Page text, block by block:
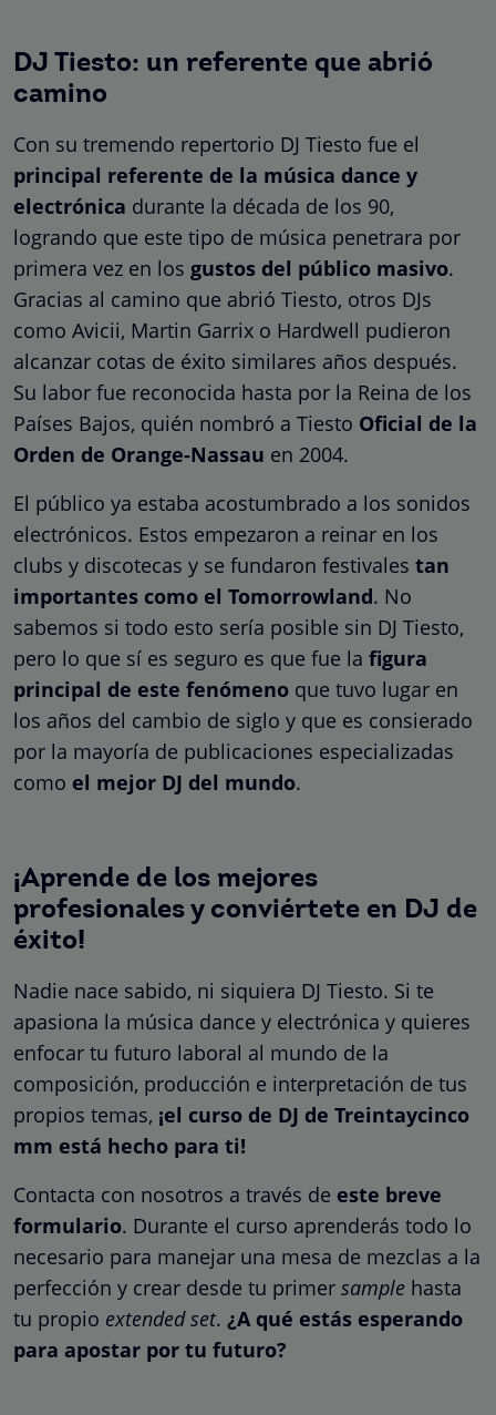
DJ Tiesto: un referente que abrió
camino
Con su tremendo repertorio DJ Tiesto fue el
principal referente de la música dance y
electrónica durante la década de los 90,
logrando que este tipo de música penetrara por
primera vez en los gustos del público masivo.
Gracias al camino que abrió Tiesto, otros DJs
como Avicii, Martin Garrix o Hardwell pudieron
alcanzar cotas de éxito similares años después.
Su labor fue reconocida hasta por la Reina de los
Países Bajos, quién nombró a Tiesto Oficial de la
Orden de Orange-Nassau en 2004.
El público ya estaba acostumbrado a los sonidos
electrónicos. Estos empezaron a reinar en los
clubs y discotecas y se fundaron festivales tan
importantes como el Tomorrowland. No
sabemos si todo esto sería posible sin DJ Tiesto,
pero lo que sí es seguro es que fue la figura
principal de este fenómeno que tuvo lugar en
los años del cambio de siglo y que es consierado
por la mayoría de publicaciones especializadas
como el mejor DJ del mundo.
¡Aprende de los mejores
profesionales y conviértete en DJ de
éxito!
Nadie nace sabido, ni siquiera DJ Tiesto. Si te
apasiona la música dance y electrónica y quieres
enfocar tu futuro laboral al mundo de la
composición, producción e interpretación de tus
propios temas, ¡el curso de DJ de Treintaycinco
mm está hecho para ti!
Contacta con nosotros a través de este breve
formulario. Durante el curso aprenderás todo lo
necesario para manejar una mesa de mezclas a la
perfección y crear desde tu primer sample hasta
tu propio extended set. ¿A qué estás esperando
para apostar por tu futuro?